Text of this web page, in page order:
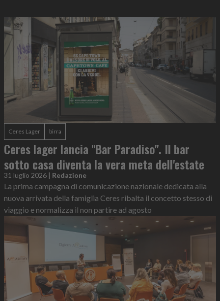
Ceres Lager birra
Ceres lager lancia "Bar Paradiso". Il bar
sotto casa diventa la vera meta dell'estate
31 luglio 2026 | Redazione
La prima campagna di comunicazione nazionale dedicata alla
nuova arrivata della famiglia Ceres ribalta il concetto stesso di
viaggio e normalizza il non partire ad agosto